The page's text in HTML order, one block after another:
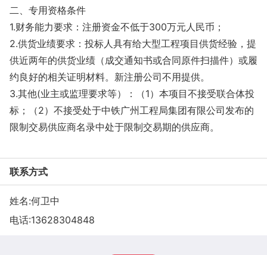
二、专用资格条件
1.财务能力要求：注册资金不低于300万元人民币；
2.供货业绩要求：投标人具有给大型工程项目供货经验，提
供近两年的供货业绩（成交通知书或合同原件扫描件）或履
约良好的相关证明材料。新注册公司不用提供。
3.其他(业主或监理要求等）：（1）本项目不接受联合体投
标；（2）不接受处于中铁广州工程局集团有限公司发布的
限制交易供应商名录中处于限制交易期的供应商。
联系方式
姓名:何卫中
电话:13628304848